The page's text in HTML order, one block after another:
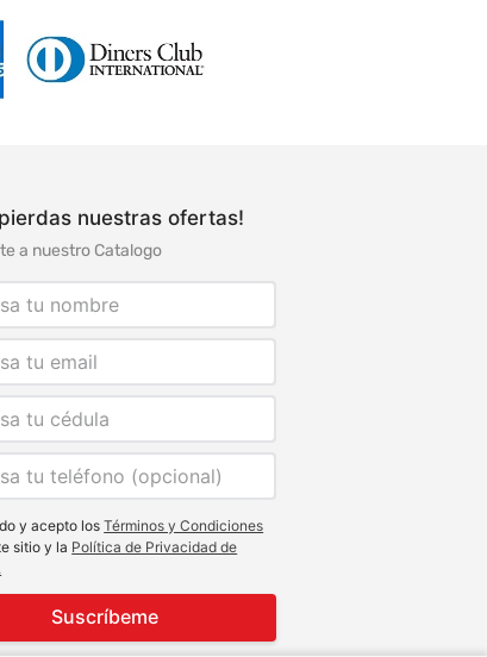
nuestras ofertas!
a nuestro Catalogo
y acepto losTérminos y Condiciones
sitio y la Política de Privacidad de
Suscríbeme